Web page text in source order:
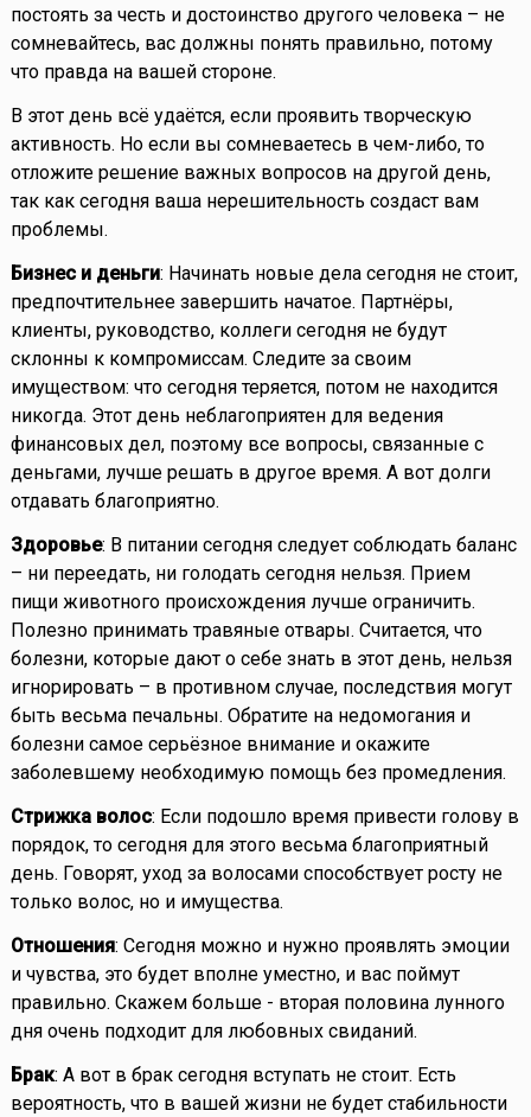
постоять за честь и достоинство другого человека – не
сомневайтесь, вас должны понять правильно, потому
что правда на вашей стороне.
В этот день всё удаётся, если проявить творческую
активность. Но если вы сомневаетесь в чем-либо, то
отложите решение важных вопросов на другой день,
так как сегодня ваша нерешительность создаст вам
проблемы.
Бизнес и деньги: Начинать новые дела сегодня не стоит,
предпочтительнее завершить начатое. Партнёры,
клиенты, руководство, коллеги сегодня не будут
склонны к компромиссам. Следите за своим
имуществом: что сегодня теряется, потом не находится
никогда. Этот день неблагоприятен для ведения
финансовых дел, поэтому все вопросы, связанные с
деньгами, лучше решать в другое время. А вот долги
отдавать благоприятно.
Здоровье: В питании сегодня следует соблюдать баланс
– ни переедать, ни голодать сегодня нельзя. Прием
пищи животного происхождения лучше ограничить.
Полезно принимать травяные отвары. Считается, что
болезни, которые дают о себе знать в этот день, нельзя
игнорировать – в противном случае, последствия могут
быть весьма печальны. Обратите на недомогания и
болезни самое серьёзное внимание и окажите
заболевшему необходимую помощь без промедления.
Стрижка волос: Если подошло время привести голову в
порядок, то сегодня для этого весьма благоприятный
день. Говорят, уход за волосами способствует росту не
только волос, но и имущества.
Отношения: Сегодня можно и нужно проявлять эмоции
и чувства, это будет вполне уместно, и вас поймут
правильно. Скажем больше - вторая половина лунного
дня очень подходит для любовных свиданий.
Брак: А вот в брак сегодня вступать не стоит. Есть
вероятность, что в вашей жизни не будет стабильности